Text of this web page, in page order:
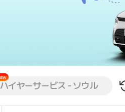
ハイヤーサービス - ソウル